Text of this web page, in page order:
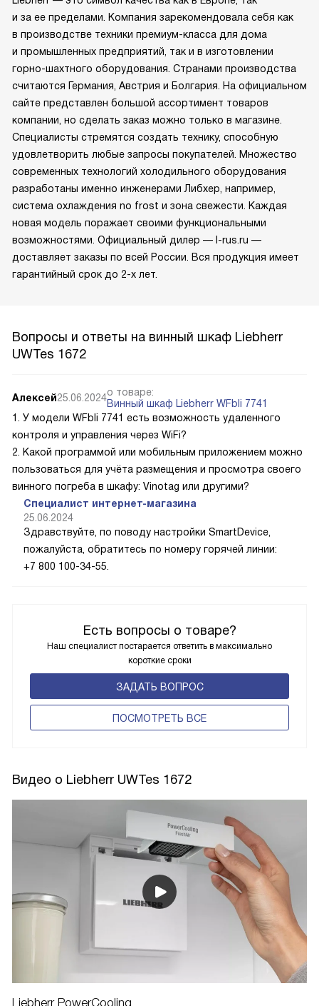
и за ее пределами. Компания зарекомендовала себя как
в производстве техники премиум-класса для дома
и промышленных предприятий, так и в изготовлении
горно-шахтного оборудования. Странами производства
считаются Германия, Австрия и Болгария. На официальном
сайте представлен большой ассортимент товаров
компании, но сделать заказ можно только в магазине.
Специалисты стремятся создать технику, способную
удовлетворить любые запросы покупателей. Множество
современных технологий холодильного оборудования
разработаны именно инженерами Либхер, например,
система охлаждения no frost и зона свежести. Каждая
новая модель поражает своими функциональными
возможностями. Официальный дилер — l-rus.ru —
доставляет заказы по всей России. Вся продукция имеет
гарантийный срок до 2-х лет.
Вопросы и ответы на винный шкаф Liebherr
UWTes 1672
Есть вопросы о товаре?
Наш специалист постарается ответить в максимально
короткие сроки
ЗАДАТЬ ВОПРОС
ПОCМОТРЕТЬ ВСЕ
Алексей25.06.2024о товаре:
Винный шкаф Liebherr WFbli 7741
1. У модели WFbli 7741 есть возможность удаленного
контроля и управления через WiFi?
2. Какой программой или мобильным приложением можно
пользоваться для учёта размещения и просмотра своего
винного погреба в шкафу: Vinotag или другими?
Специалист интернет-магазина
25.06.2024
Здравствуйте, по поводу настройки SmartDevice,
пожалуйста, обратитесь по номеру горячей линии:
+7 800 100-34-55.
Видео о Liebherr UWTes 1672
Liebherr PowerCooling